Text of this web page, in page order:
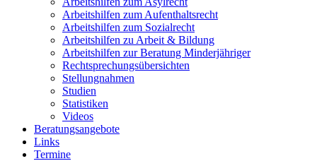
Arbeitshilfen zum Aufenthaltsrecht
Arbeitshilfen zum Sozialrecht
Arbeitshilfen zu Arbeit & Bildung
Arbeitshilfen zur Beratung Minderjähriger
Rechtsprechungsübersichten
Stellungnahmen
Studien
Statistiken
Videos
Beratungsangebote
Links
Termine